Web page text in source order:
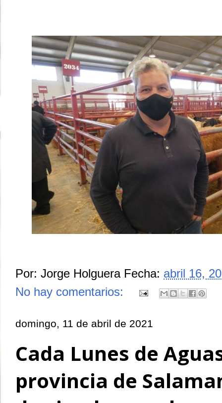
Por:Jorge Holguera Fecha: abril 16,
No hay comentarios:
domingo, 11 de abril de 2021
Cada Lunes de
provincia de